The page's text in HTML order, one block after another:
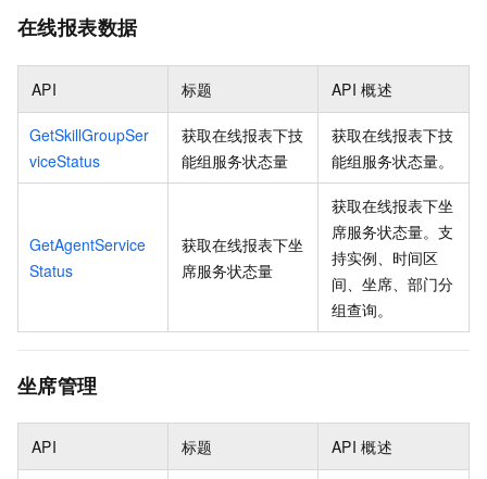
在线报表数据
API 标题 API 概述
GetSkillGroupSer
viceStatus
获取在线报表下技
能组服务状态量
获取在线报表下技
能组服务状态量。
GetAgentService
Status
获取在线报表下坐
席服务状态量
获取在线报表下坐
席服务状态量。支
持实例、时间区
间、坐席、部门分
组查询。
坐席管理
API 标题 API 概述